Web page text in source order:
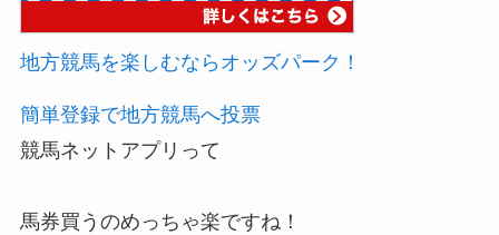
地方競馬を楽しむならオッズパーク！
簡単登録で地方競馬へ投票
競馬ネットアプリって
馬券買うのめっちゃ楽ですね！